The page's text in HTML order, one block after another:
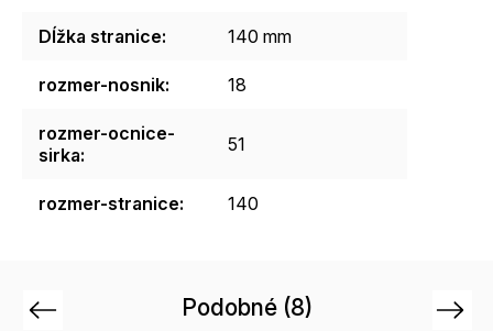
Dĺžka stranice: 140 mm
rozmer-nosnik: 18
rozmer-ocnice-
sirka: 51
rozmer-stranice: 140
Podobné (8)
Previous Next